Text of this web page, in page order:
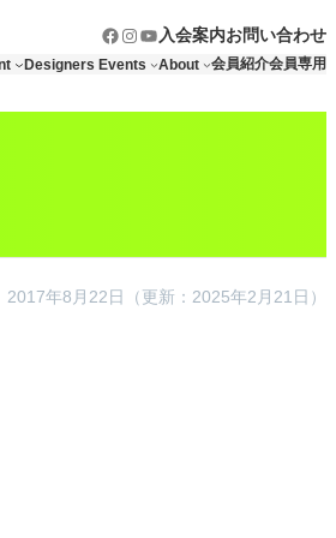
Facebook
Instagram
YouTube
入会案内お問い合わせ
Designers Events About 会員紹介会員専用
2017年8月22日 （更新：2025年2月21日）